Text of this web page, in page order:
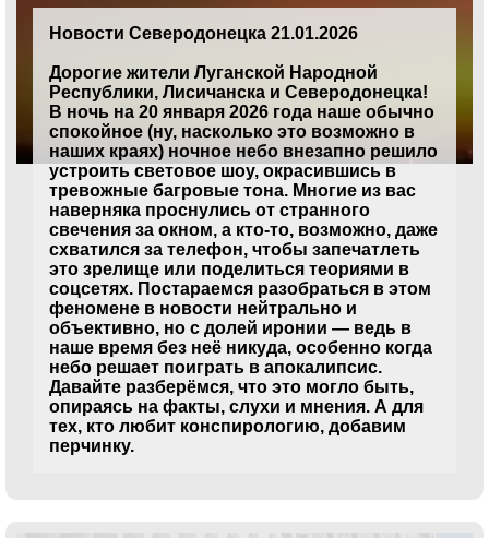
Новости Северодонецка 21.01.2026
Дорогие жители Луганской Народной
Республики, Лисичанска и Северодонецка!
В ночь на 20 января 2026 года наше обычно
спокойное (ну, насколько это возможно в
наших краях) ночное небо внезапно решило
устроить световое шоу, окрасившись в
тревожные багровые тона. Многие из вас
наверняка проснулись от странного
свечения за окном, а кто-то, возможно, даже
схватился за телефон, чтобы запечатлеть
это зрелище или поделиться теориями в
соцсетях. Постараемся разобраться в этом
феномене в новости нейтрально и
объективно, но с долей иронии — ведь в
наше время без неё никуда, особенно когда
небо решает поиграть в апокалипсис.
Давайте разберёмся, что это могло быть,
опираясь на факты, слухи и мнения. А для
тех, кто любит конспирологию, добавим
перчинку.